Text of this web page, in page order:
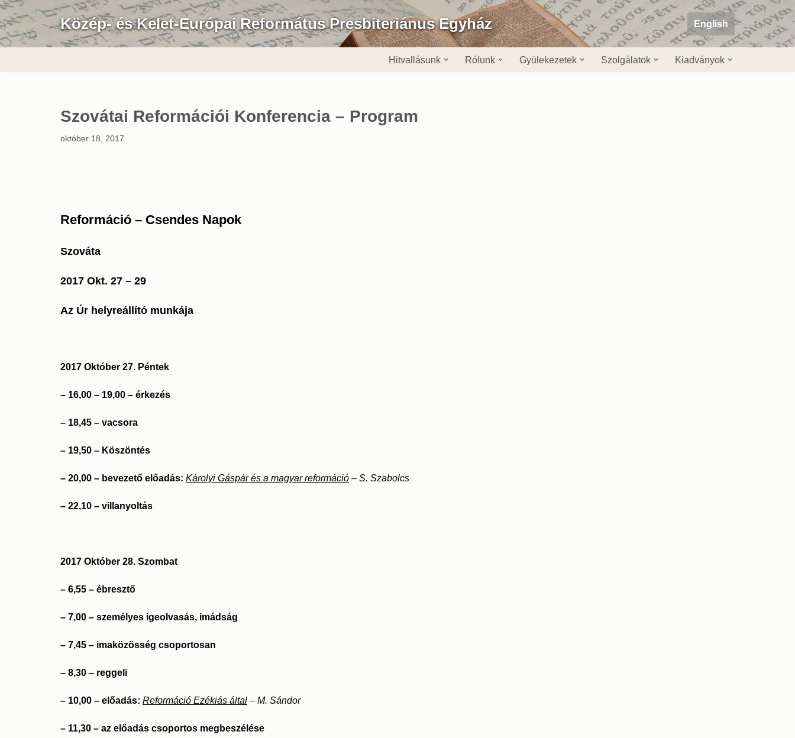
Skip
to
Közép- és Kelet-Európai Református Presbiteriánus Egyház English
Hitvallásunk Rólunk Gyülekezetek Szolgálatok Kiadványok
Szovátai Reformációi Konferencia – Program
október 18, 2017
Reformáció – Csendes Napok
Szováta
2017 Okt. 27 – 29
Az Úr helyreállító munkája
2017 Október 27. Péntek
– 16,00 – 19,00 – érkezés
– 18,45 – vacsora
– 19,50 – Köszöntés
– 20,00 – bevezető előadás: Károlyi Gáspár és a magyar reformáció – S. Szabolcs
– 22,10 – villanyoltás
2017 Október 28. Szombat
– 6,55 – ébresztő
– 7,00 – személyes igeolvasás, imádság
– 7,45 – imaközösség csoportosan
– 8,30 – reggeli
– 10,00 – előadás: Reformáció Ezékiás által – M. Sándor
– 11,30 – az előadás csoportos megbeszélése